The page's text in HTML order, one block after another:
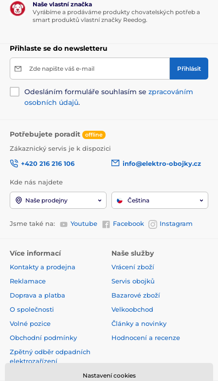
Naše vlastní značka
Vyrábíme a prodáváme produkty chovatelských potřeb a
smart produktů vlastní značky Reedog.
Přihlaste se do newsletteru
Zde napište váš e-mail Přihlásit
Odesláním formuláře souhlasím se zpracováním
osobních údajů.
Potřebujete poradit offline
Zákaznický servis je k dispozici
+420 216 216 106
info@elektro-obojky.cz
Kde nás najdete
Naše prodejny Čeština
Jsme také na: Youtube Facebook Instagram
Více informací
Kontakty a prodejna
Reklamace
Doprava a platba
O společnosti
Volné pozice
Obchodní podmínky
Zpětný odběr odpadních
elektrozařízení
Naše služby
Vrácení zboží
Servis obojků
Bazarové zboží
Velkoobchod
Články a novinky
Hodnocení a recenze
Nastavení cookies